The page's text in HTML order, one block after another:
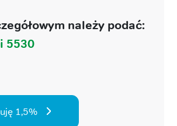
należy podać:
5530
1,5%